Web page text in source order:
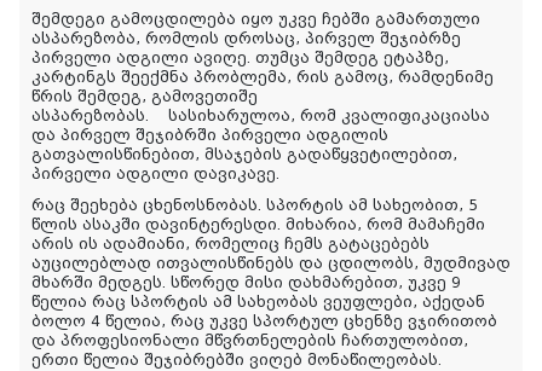
შემდეგი გამოცდილება იყო უკვე ჩებში გამართული
ასპარეზობა, რომლის დროსაც, პირველ შეჯიბრზე
პირველი ადგილი ავიღე. თუმცა შემდეგ ეტაპზე,
კარტინგს შეექმნა პრობლემა, რის გამოც, რამდენიმე
წრის შემდეგ, გამოვეთიშე
ასპარეზობას. სასიხარულოა, რომ კვალიფიკაციასა
და პირველ შეჯიბრში პირველი ადგილის
გათვალისწინებით, მსაჯების გადაწყვეტილებით,
პირველი ადგილი დავიკავე.
რაც შეეხება ცხენოსნობას. სპორტის ამ სახეობით, 5
წლის ასაკში დავინტერესდი. მიხარია, რომ მამაჩემი
არის ის ადამიანი, რომელიც ჩემს გატაცებებს
აუცილებლად ითვალისწინებს და ცდილობს, მუდმივად
მხარში მედგეს. სწორედ მისი დახმარებით, უკვე 9
წელია რაც სპორტის ამ სახეობას ვეუფლები, აქედან
ბოლო 4 წელია, რაც უკვე სპორტულ ცხენზე ვჯირითობ
და პროფესიონალი მწვრთნელების ჩართულობით,
ერთი წელია შეჯიბრებში ვიღებ მონაწილეობას.